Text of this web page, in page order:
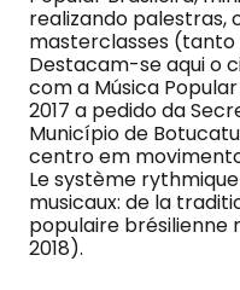
realizando palestras,
masterclasses (tanto
Destacam-se aqui o
com a Música
2017 a pedido da
Município de
centro em
Le système
musicaux: de la
populaire brésilienne
2018).